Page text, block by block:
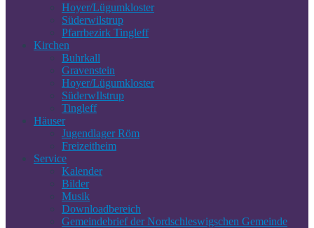
Hoyer/Lügumkloster
Süderwilstrup
Pfarrbezirk Tingleff
Kirchen
Buhrkall
Gravenstein
Hoyer/Lügumkloster
SüderwIlstrup
Tingleff
Häuser
Jugendlager Röm
Freizeitheim
Service
Kalender
Bilder
Musik
Downloadbereich
Gemeindebrief der Nordschleswigschen Gemeinde